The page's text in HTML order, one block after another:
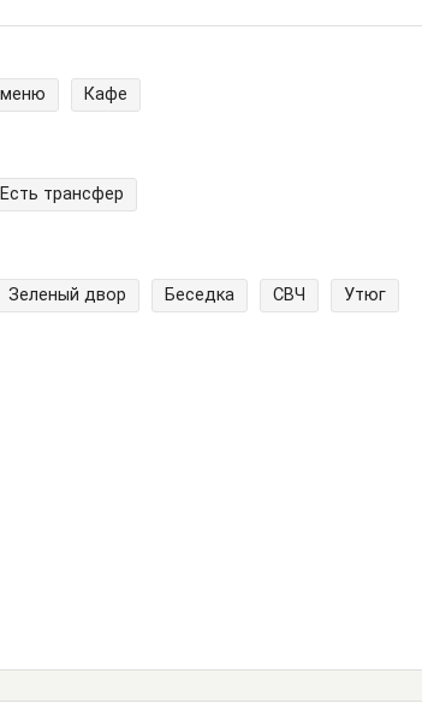
меню Кафе
Есть трансфер
Зеленый двор Беседка СВЧ
Утюг